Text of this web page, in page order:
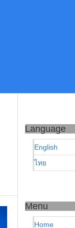
Language
English
ไทย
Menu
Home